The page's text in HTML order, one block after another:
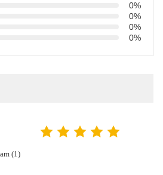
0%
0%
0%
0%
(1)